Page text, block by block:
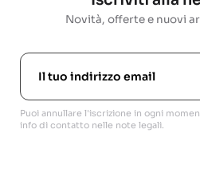
Novità, offerte e nuovi
Puoi annullare l'iscrizione in ogni
info di contatto nelle note legali.